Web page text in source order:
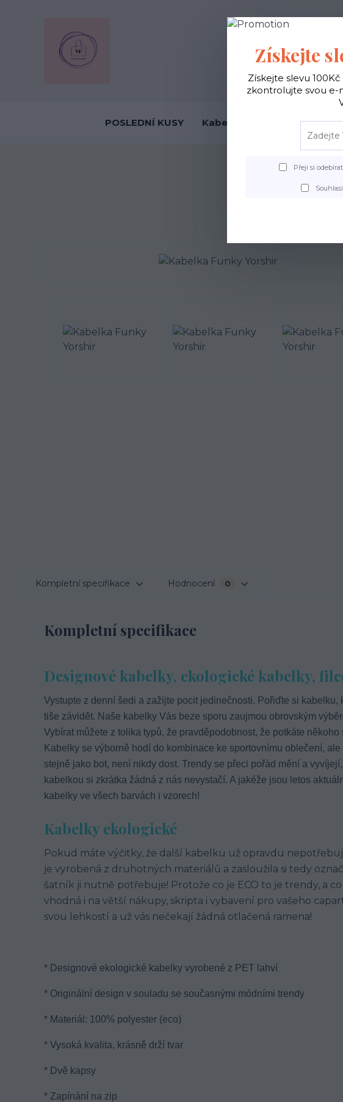
OBCHODNÍ PODMÍNKY
POSLEDNÍ KUSY Kabelky ekologické
Kabelky ekologické
Kompletní specifikace Hodnocení 0
Kompletní specifikace
Designové kabelky, ekologické kabelky,
Vystupte z denní šedi a zažijte pocit jedinečnosti. Pořiďte si kabelku,
tiše závidět. Naše kabelky Vás beze sporu zaujmou obrovským
Vybírat můžete z tolika typů, že pravděpodobnost, že potkáte
Kabelky se výborně hodí do kombinace ke sportovnímu oblečení,
stejně jako bot, není nikdy dost. Trendy se přeci pořád mění a
kabelkou si zkrátka žádná z nás nevystačí. A jakéže jsou letos
kabelky ve všech barvách i vzorech!
Kabelky ekologické
Pokud máte výčitky, že další kabelku už opravdu
je vyrobená z druhotných materiálů a zasloužila si tedy
šatník ji nutně potřebuje! Protože co je ECO to je trendy, a
vhodná i na větší nákupy, skripta i vybavení pro vašeho
svou lehkostí a už vás nečekají žádná otlačená ramena!
* Designové ekologické kabelky vyrobené z PET lahví
* Originální design v souladu se současnými módními trendy
* Materiál: 100% polyester (eco)
* Vysoká kvalita, krásně drží tvar
* Dvě kapsy
* Zapínání na zip
Získejte
Získejte slevu
zkontrolujte svou e-
Přeji si